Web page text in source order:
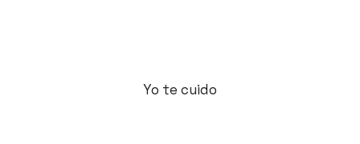
Yo te cuido